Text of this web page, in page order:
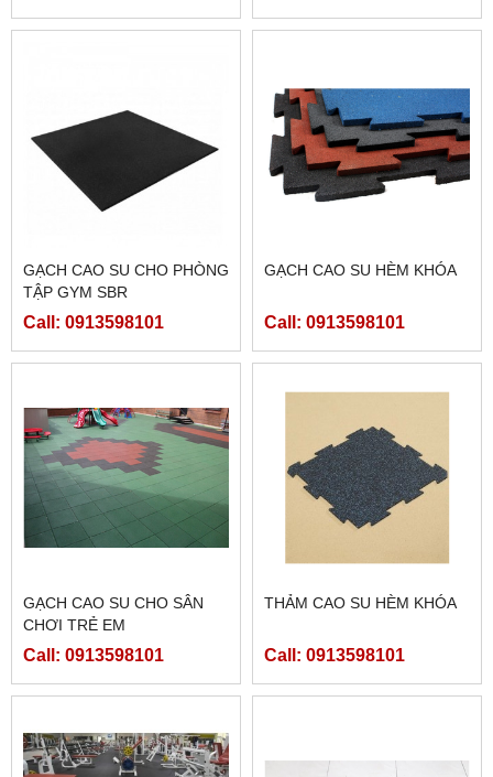
GẠCH CAO SU CHO PHÒNG
TẬP GYM SBR
Call: 0913598101
GẠCH CAO SU HÈM KHÓA
Call: 0913598101
GẠCH CAO SU CHO SÂN
CHƠI TRẺ EM
Call: 0913598101
THẢM CAO SU HÈM KHÓA
Call: 0913598101